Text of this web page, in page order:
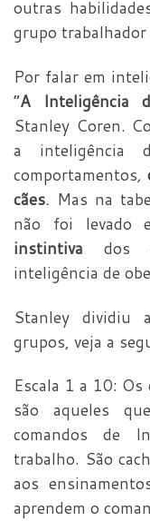
outras
grupo trabalhador
Por falar em
“A Inteligência
Stanley Coren.
a inteligência
comportamentos,
cães. Mas na
não foi levado
instintiva dos
inteligência de
Stanley dividiu
grupos, veja a
Escala 1 a 10:
são aqueles
comandos de
trabalho. São
aos
aprendem o